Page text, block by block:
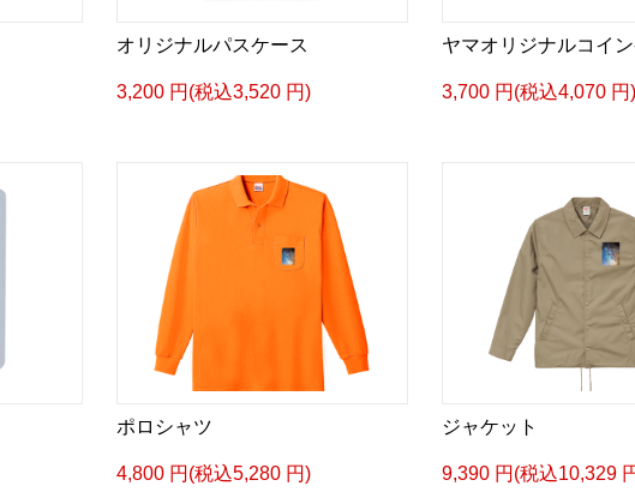
オリジナルパスケース
3,200 円(税込3,520 円)
ヤマオリジナルコイ
3,700 円(税込4,070 円)
ポロシャツ
4,800 円(税込5,280 円)
ジャケット
9,390 円(税込10,329